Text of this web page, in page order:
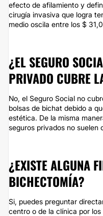
efecto de afilamiento y
cirugía invasiva que logra
medio oscila entre los $
¿EL SEGURO
PRIVADO CUBRE
No, el Seguro Social no
bolsas de bichat debido a
estética. De la misma
seguros privados no suelen
¿EXISTE ALGUNA
BICHECTOMÍA?
Si, puedes preguntar
centro o de la clínica por